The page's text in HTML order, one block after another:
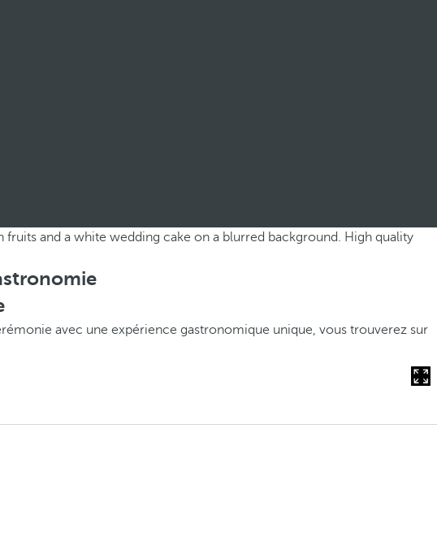
avec une expérience gastronomique unique, vous trouverez sur